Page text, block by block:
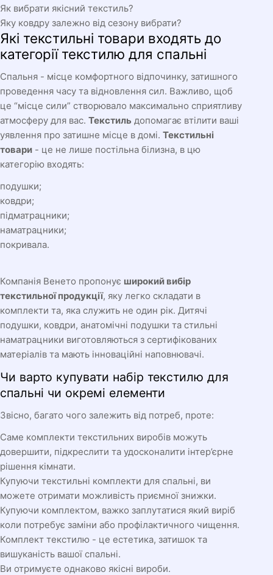
Як вибрати якісний текстиль?
Яку ковдру залежно від сезону вибрати?
Які текстильні товари входять до
категорії текстилю для спальні
Спальня - місце комфортного відпочинку, затишного
проведення часу та відновлення сил. Важливо, щоб
це “місце сили” створювало максимально сприятливу
атмосферу для вас. Текстиль допомагає втілити ваші
уявлення про затишне місце в домі. Текстильні
товари - це не лише постільна білизна, в цю
категорію входять:
подушки;
ковдри;
підматрацники;
наматрацники;
покривала.
Компанія Венето пропонує широкий вибір
текстильної продукції, яку легко складати в
комплекти та, яка служить не один рік. Дитячі
подушки, ковдри, анатомічні подушки та стильні
наматрацники виготовляються з сертифікованих
матеріалів та мають інноваційні наповнювачі.
Чи варто купувати набір текстилю для
спальні чи окремі елементи
Звісно, багато чого залежить від потреб, проте:
Саме комплекти текстильних виробів можуть
довершити, підкреслити та удосконалити інтер’єрне
рішення кімнати.
Купуючи текстильні комплекти для спальні, ви
можете отримати можливість приємної знижки.
Купуючи комплектом, важко заплутатися який виріб
коли потребує заміни або профілактичного чищення.
Комплект текстилю - це естетика, затишок та
вишуканість вашої спальні.
Ви отримуєте однаково якісні вироби.